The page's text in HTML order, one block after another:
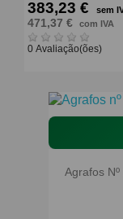
383,23 € sem
471,37 € com IVA
0 Avaliação(ões)
Agrafos